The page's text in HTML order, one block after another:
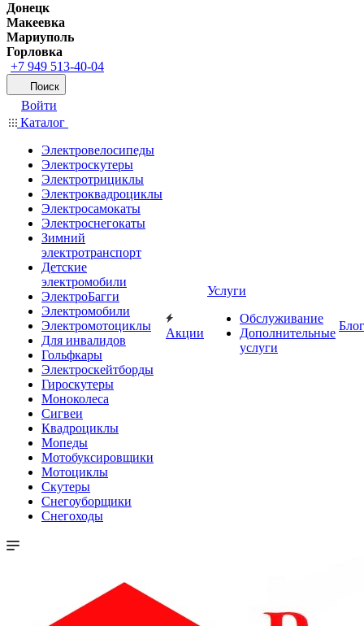
Донецк
Макеевка
Мариуполь
Горловка
+7 949 513-40-04
Поиск
Войти
Каталог
Электровелосипеды
Электроскутеры
Электротрициклы
Электроквадроциклы
Электросамокаты
Электроснегокаты
Зимний
электротранспорт
Детские
электромобили
ЭлектроБагги
Электромобили
Электромотоциклы
Для инвалидов
Гольфкары
Электроскейтборды
Гироскутеры
Моноколеса
Сигвеи
Квадроциклы
Мопеды
Мотобуксировщики
Мотоциклы
Скутеры
Снегоуборщики
Снегоходы
Акции
Услуги
Обслуживание
Дополнительные
услуги
Блог